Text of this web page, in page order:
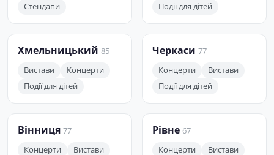
Стендапи
Події для дітей
Хмельницький 85
Вистави
Концерти
Події для дітей
Черкаси 77
Концерти
Вистави
Події для дітей
Вінниця 77
Концерти
Вистави
Рівне 67
Концерти
Вистави